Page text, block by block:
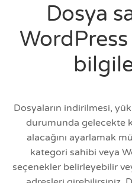
Dosya
Dosyaların indirilmesi,
durumunda gelecekte
alacağını ayarlamak
kategori sahibi veya
seçenekler belirleyebilir